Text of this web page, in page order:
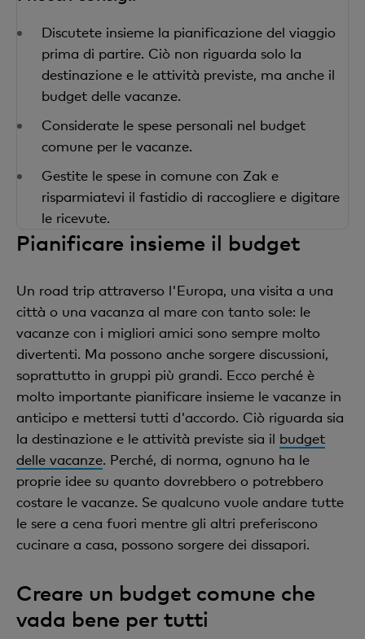
Discutete insieme la pianificazione del viaggio
prima di partire. Ciò non riguarda solo la
destinazione e le attività previste, ma anche il
budget delle vacanze.
Considerate le spese personali nel budget
comune per le vacanze.
Gestite le spese in comune con Zak e
risparmiatevi il fastidio di raccogliere e digitare
le ricevute.
Pianificare insieme il budget
Un road trip attraverso l'Europa, una visita a una
città o una vacanza al mare con tanto sole: le
vacanze con i migliori amici sono sempre molto
divertenti. Ma possono anche sorgere discussioni,
soprattutto in gruppi più grandi. Ecco perché è
molto importante pianificare insieme le vacanze in
anticipo e mettersi tutti d'accordo. Ciò riguarda sia
la destinazione e le attività previste sia il budget
delle vacanze. Perché, di norma, ognuno ha le
proprie idee su quanto dovrebbero o potrebbero
costare le vacanze. Se qualcuno vuole andare tutte
le sere a cena fuori mentre gli altri preferiscono
cucinare a casa, possono sorgere dei dissapori.
Creare un budget comune che
vada bene per tutti